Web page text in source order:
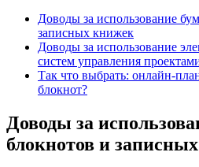
Доводы за использование
записных книжек
Доводы за использование
систем управления
Так что выбрать: онлайн-
блокнот?
Доводы за
блокнотов и